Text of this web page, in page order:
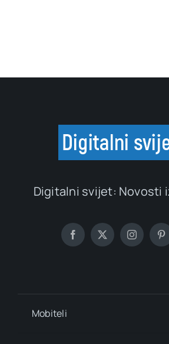
Digitalni svijet: Novosti
Mobiteli